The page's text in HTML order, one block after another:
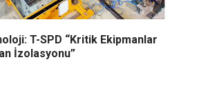
T-SPD “Kritik Ekipmanlar
İzolasyonu”